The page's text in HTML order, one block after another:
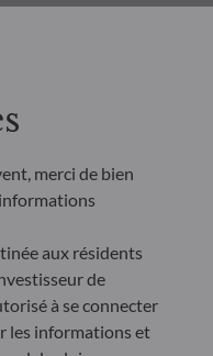
par l’Autorité des
merci de bien
aux résidents
de
à se connecter
les informations et